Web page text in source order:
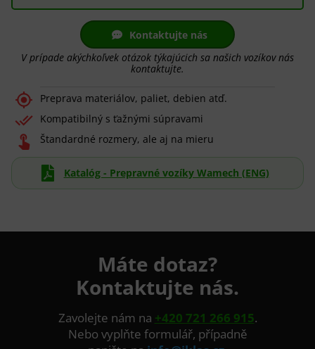
Kontaktujte nás
V prípade akýchkoľvek otázok týkajúcich sa našich vozíkov nás
kontaktujte.
 Preprava materiálov, paliet, debien atď.
 Kompatibilný s ťažnými súpravami
 Štandardné rozmery, ale aj na mieru
 Katalóg - Prepravné vozíky Wamech (ENG)
Máte dotaz?
Kontaktujte nás.
Zavolejte nám na +420 721 266 915.
Nebo vyplňte formulář, případně